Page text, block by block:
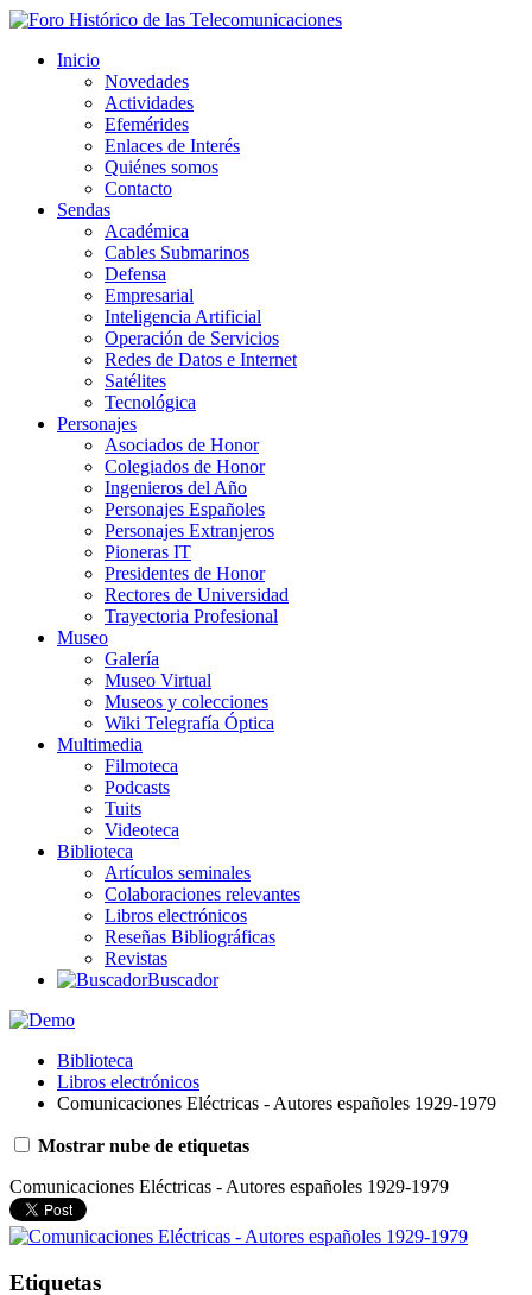
Inicio
Novedades
Actividades
Efemérides
Enlaces de Interés
Quiénes somos
Contacto
Sendas
Académica
Cables Submarinos
Defensa
Empresarial
Inteligencia Artificial
Operación de Servicios
Redes de Datos e Internet
Satélites
Tecnológica
Personajes
Asociados de Honor
Colegiados de Honor
Ingenieros del Año
Personajes Españoles
Personajes Extranjeros
Pioneras IT
Presidentes de Honor
Rectores de Universidad
Trayectoria Profesional
Museo
Galería
Museo Virtual
Museos y colecciones
Wiki Telegrafía Óptica
Multimedia
Filmoteca
Podcasts
Tuits
Videoteca
Biblioteca
Artículos seminales
Colaboraciones relevantes
Libros electrónicos
Reseñas Bibliográficas
Revistas
Buscador
Biblioteca
Libros electrónicos
Comunicaciones Eléctricas - Autores españoles 1929-1979
Mostrar nube de etiquetas
Comunicaciones Eléctricas - Autores españoles 1929-1979
Etiquetas